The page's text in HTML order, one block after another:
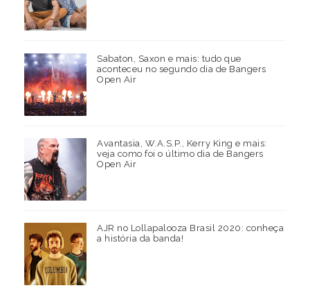
Sabaton, Saxon e mais: tudo que
aconteceu no segundo dia de Bangers
Open Air
Avantasia, W.A.S.P., Kerry King e mais:
veja como foi o último dia de Bangers
Open Air
AJR no Lollapalooza Brasil 2020: conheça
a história da banda!